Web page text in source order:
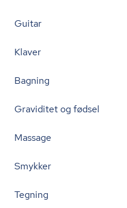
Guitar
Klaver
Bagning
Graviditet og fødsel
Massage
Smykker
Tegning